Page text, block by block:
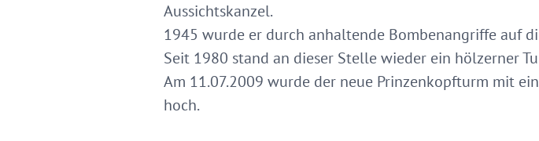
Aussichtskanzel.
1945 wurde er durch anhaltende Bombenangriffe auf
Seit 1980 stand an dieser Stelle wieder ein hölzerner
Am 11.07.2009 wurde der neue Prinzenkopfturm mit
hoch.